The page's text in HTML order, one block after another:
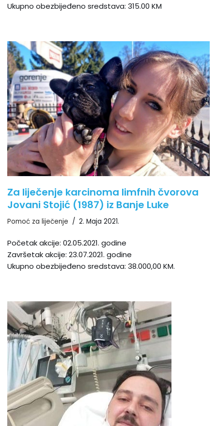
Ukupno obezbijeđeno sredstava: 315.00 KM
Za liječenje karcinoma limfnih čvorova
Jovani Stojić (1987) iz Banje Luke
Pomoć za liječenje 2. Maja 2021.
Početak akcije: 02.05.2021. godine
Završetak akcije: 23.07.2021. godine
Ukupno obezbijeđeno sredstava: 38.000,00 KM.